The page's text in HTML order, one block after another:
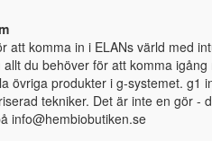
att komma in i ELANs värld med
du behöver för att komma
övriga produkter i g-systemet. g1
tekniker. Det är inte en gör -
info@hembiobutiken.se